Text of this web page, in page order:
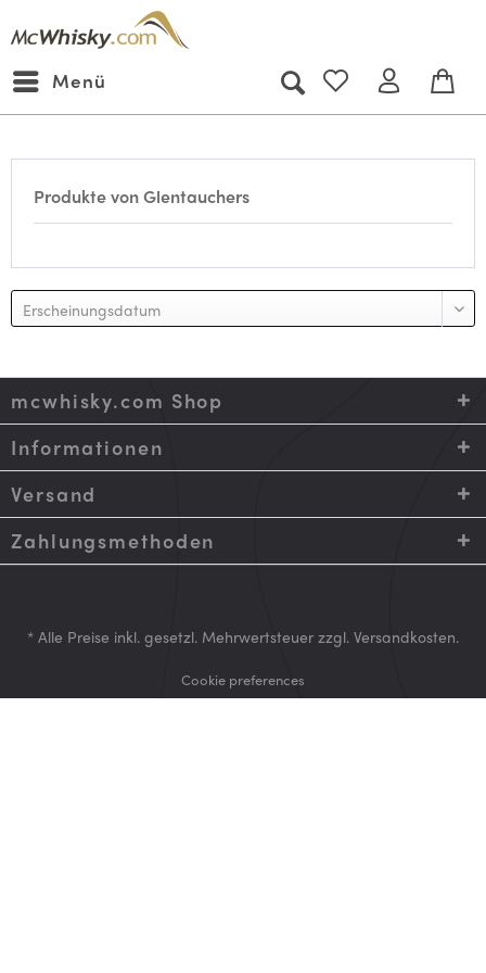
Menü
Produkte von Glentauchers
mcwhisky.com Shop
Informationen
Versand
Zahlungsmethoden
* Alle Preise inkl. gesetzl. Mehrwertsteuer zzgl. Versandkosten.
Cookie preferences